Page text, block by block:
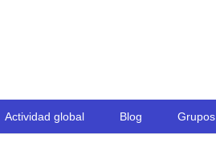
Actividad global Blog Grupos